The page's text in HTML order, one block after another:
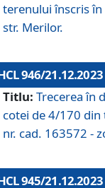
terenului înscris în
str. Merilor.
946/21.12.2023
Titlu: Trecerea în
cotei de 4/170 din
nr. cad. 163572 -
945/21.12.2023